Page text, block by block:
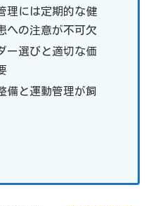
理には定期的な健
への注意が不可欠
ー選びと適切な価
備と運動管理が飼